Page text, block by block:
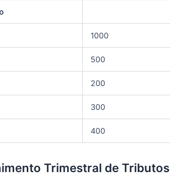
1000
500
200
300
400
Trimestral de Tributos